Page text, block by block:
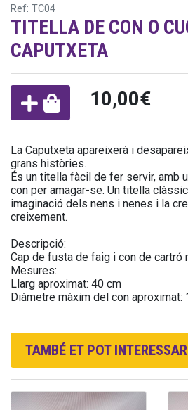
Ref: TC04
TITELLA DE CON O
CAPUTXETA
10,00€
La Caputxeta apareixerà i
grans històries.
És un titella fàcil de fer servir, amb
con per amagar-se. Un titella
imaginació dels nens i nenes i la
creixement.
Descripció:
Cap de fusta de faig i con de cartró
Mesures:
Llarg aproximat: 40 cm
Diàmetre màxim del con aproximat:
TAMBÉ ET POT